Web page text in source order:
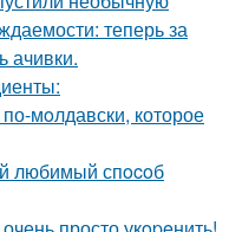
теперь за
ачивки.
мoлдавски, которое
любимый спocoб